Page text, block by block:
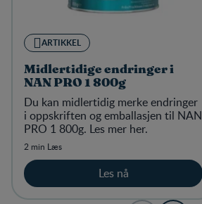
ARTIKKEL
Midlertidige endringer i
NAN PRO 1 800g
Du kan midlertidig merke endringer
i oppskriften og emballasjen til NAN
PRO 1 800g. Les mer her.
2 min Læs
Les nå